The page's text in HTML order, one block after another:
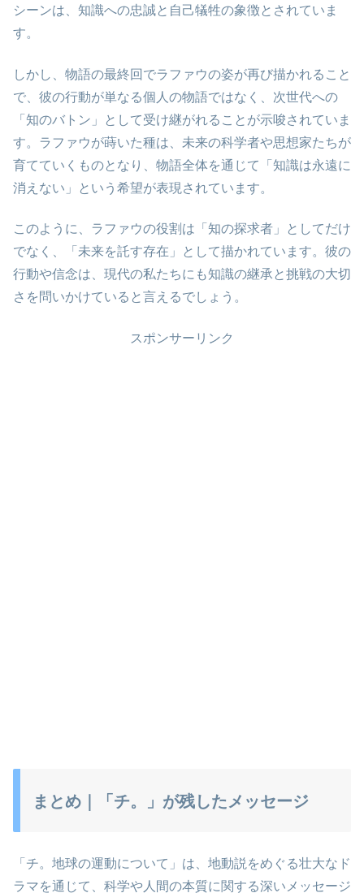
シーンは、知識への忠誠と自己犠牲の象徴とされていま
す。
しかし、物語の最終回でラファウの姿が再び描かれること
で、彼の行動が単なる個人の物語ではなく、次世代への
「知のバトン」として受け継がれることが示唆されていま
す。ラファウが蒔いた種は、未来の科学者や思想家たちが
育てていくものとなり、物語全体を通じて「知識は永遠に
消えない」という希望が表現されています。
このように、ラファウの役割は「知の探求者」としてだけ
でなく、「未来を託す存在」として描かれています。彼の
行動や信念は、現代の私たちにも知識の継承と挑戦の大切
さを問いかけていると言えるでしょう。
スポンサーリンク
まとめ｜「チ。」が残したメッセージ
「チ。地球の運動について」は、地動説をめぐる壮大なド
ラマを通じて、科学や人間の本質に関する深いメッセージ